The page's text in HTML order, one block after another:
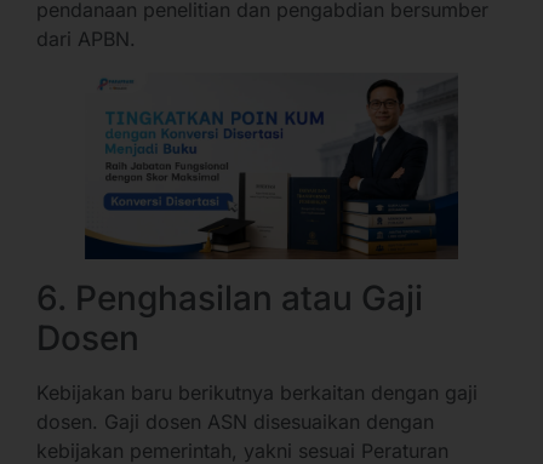
pendanaan penelitian dan pengabdian bersumber
dari APBN.
6. Penghasilan atau Gaji
Dosen
Kebijakan baru berikutnya berkaitan dengan gaji
dosen. Gaji dosen ASN disesuaikan dengan
kebijakan pemerintah, yakni sesuai Peraturan